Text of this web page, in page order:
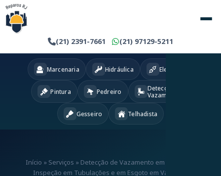
(21) 2391-7661 (21) 97129-5211
Marcenaria Hidráulica Eletricista
Pintura Pedreiro
Detecção
Vazamentos
Gesseiro Telhadista
Início » Serviços » Detecção de Vazamento em RJ
Inspeção em Tubulações e em Esgoto em Vasco da